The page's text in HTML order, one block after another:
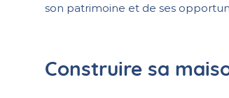
son patrimoine et de ses
Construire sa